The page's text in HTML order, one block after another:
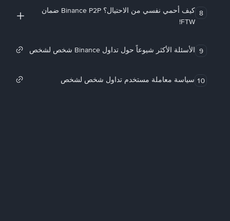
8
كيف أحمي نفسي من الاحتيال؟ Binance P2P ضمان
FTW!
9 الأسئلة الأكثر شيوعاً حول تداول Binance شخص لشخص
10 سياسة معاملة مستخدم تداول شخص لشخص